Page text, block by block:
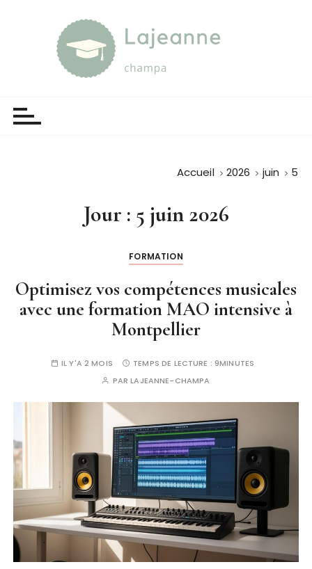
Accueil 2026 juin 5
Jour : 5 juin 2026
FORMATION
Optimisez vos compétences musicales
avec une formation MAO intensive à
Montpellier
IL Y'A 2 MOIS TEMPS DE LECTURE : 9MINUTES
PARLAJEANNE-CHAMPA